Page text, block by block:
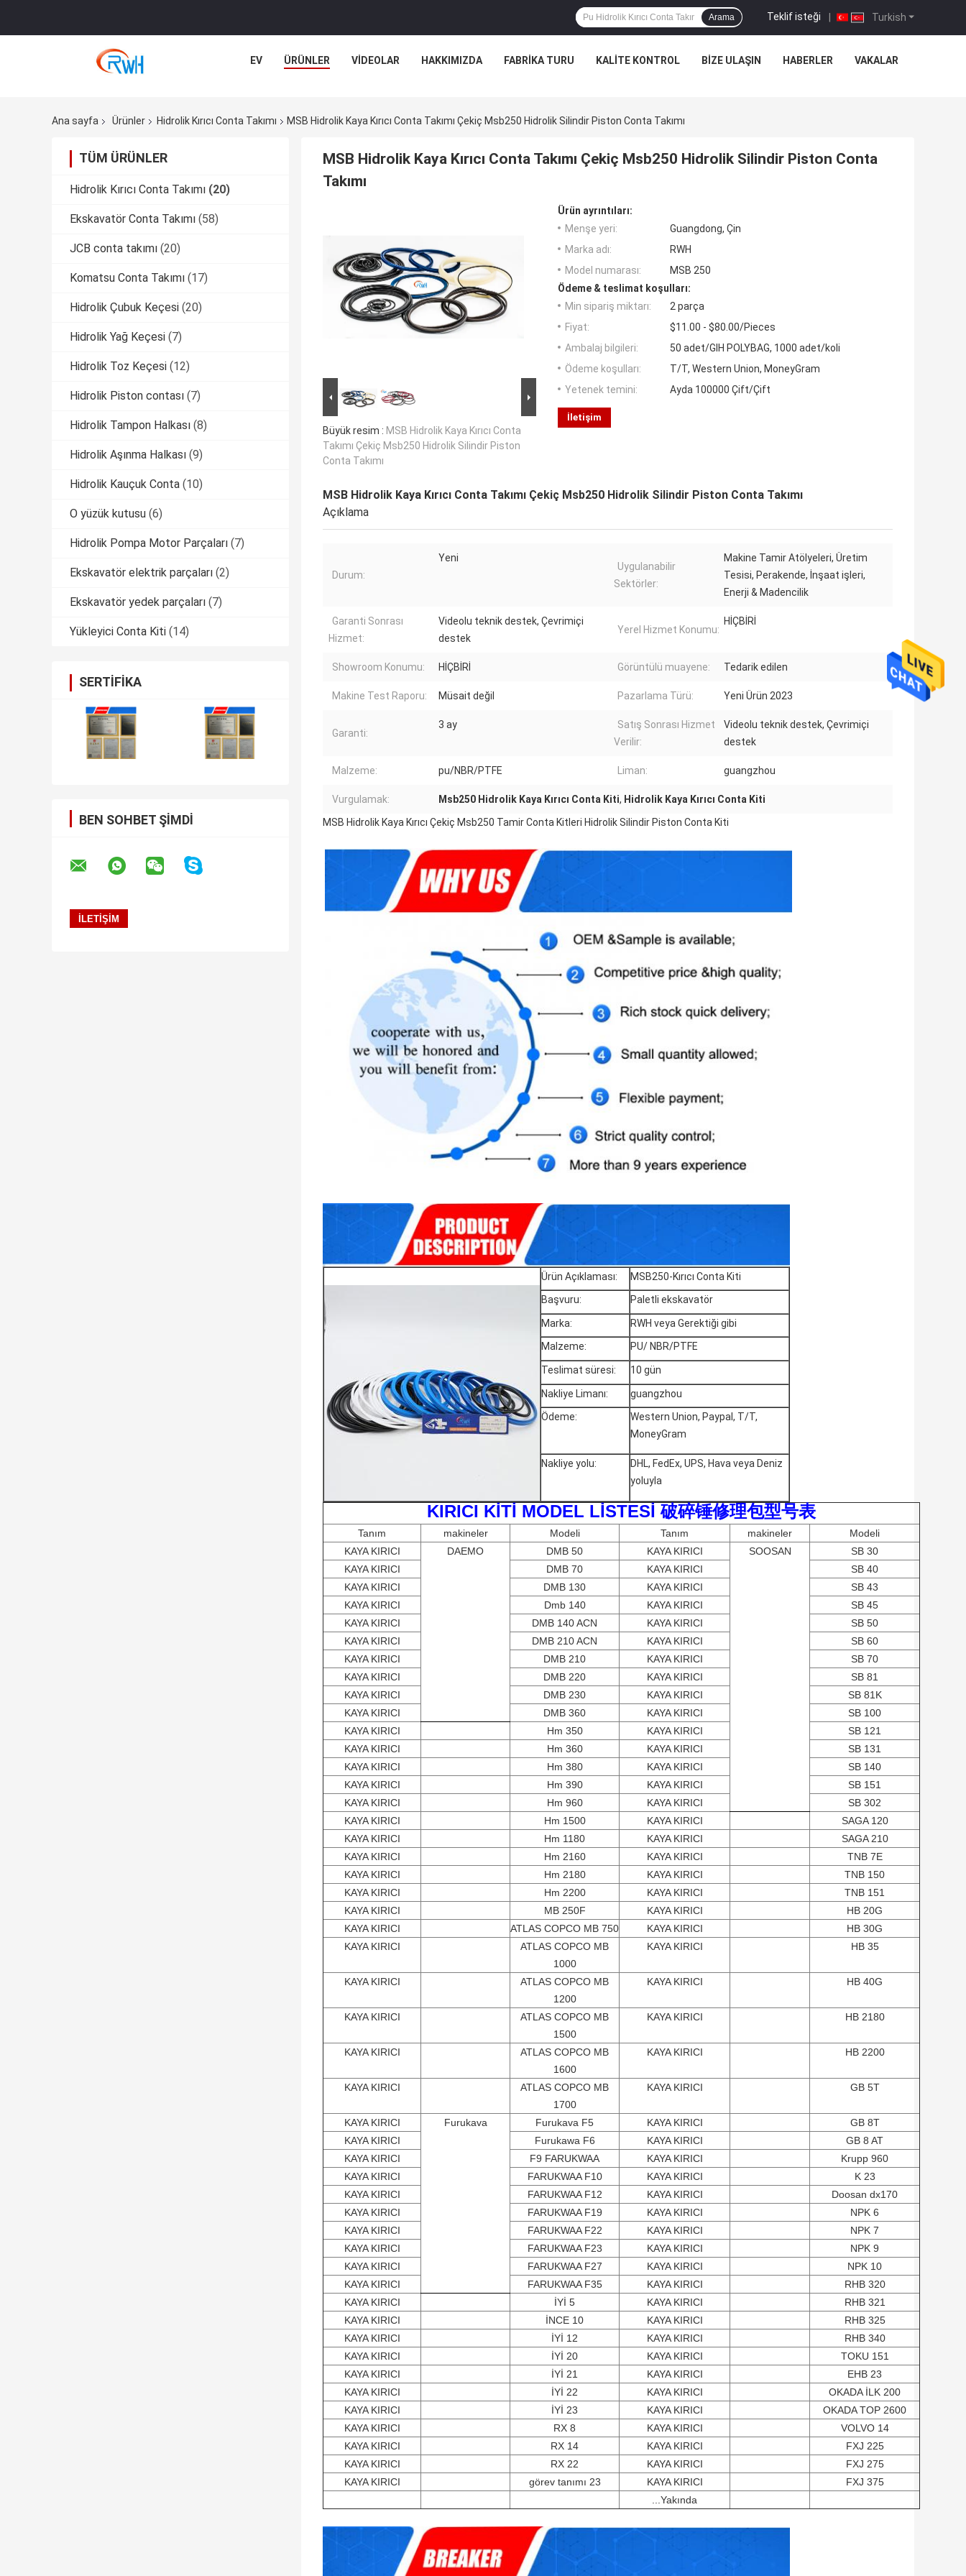
Turkish
Teklif isteği |
Arama
EV ÜRÜNLER VIDEOLAR HAKKIMIZDA FABRIKA TURU KALITE KONTROL BIZE ULAŞIN HABERLER VAKALAR
Ana sayfa Ürünler Hidrolik Kırıcı Conta Takımı MSB Hidrolik Kaya Kırıcı Conta Takımı Çekiç Msb250 Hidrolik Silindir Piston Conta Takımı
TÜM ÜRÜNLER
Hidrolik Kırıcı Conta Takımı (20)
Ekskavatör Conta Takımı (58)
JCB conta takımı (20)
Komatsu Conta Takımı (17)
Hidrolik Çubuk Keçesi (20)
Hidrolik Yağ Keçesi (7)
Hidrolik Toz Keçesi (12)
Hidrolik Piston contası (7)
Hidrolik Tampon Halkası (8)
Hidrolik Aşınma Halkası (9)
Hidrolik Kauçuk Conta (10)
O yüzük kutusu (6)
Hidrolik Pompa Motor Parçaları (7)
Ekskavatör elektrik parçaları (2)
Ekskavatör yedek parçaları (7)
Yükleyici Conta Kiti (14)
SERTIFIKA
BEN SOHBET ŞIMDI
MSB Hidrolik Kaya Kırıcı Conta Takımı Çekiç Msb250 Hidrolik Silindir Piston Conta
Takımı
Büyük resim : MSB Hidrolik Kaya Kırıcı Conta
Takımı Çekiç Msb250 Hidrolik Silindir Piston
Conta Takımı
Ürün ayrıntıları:
Menşe yeri:
Guangdong, Çin
Marka adı:
RWH
Model numarası:
MSB 250
Ödeme & teslimat koşulları:
Min sipariş miktarı:
2 parça
Fiyat:
$11.00 - $80.00/Pieces
Ambalaj bilgileri:
50 adet/GIH POLYBAG, 1000 adet/koli
Ödeme koşulları:
T/T, Western Union, MoneyGram
Yetenek temini:
Ayda 100000 Çift/Çift
İletişim
MSB Hidrolik Kaya Kırıcı Conta Takımı Çekiç Msb250 Hidrolik Silindir Piston Conta Takımı
Açıklama
Durum:
Yeni
Uygulanabilir
Sektörler:
Makine Tamir Atölyeleri, Üretim
Tesisi, Perakende, İnşaat işleri,
Enerji & Madencilik
Garanti Sonrası
Hizmet:
Videolu teknik destek, Çevrimiçi
destek
Yerel Hizmet Konumu:
HİÇBİRİ
Showroom Konumu: HİÇBİRİ Görüntülü muayene: Tedarik edilen
Makine Test Raporu: Müsait değil Pazarlama Türü: Yeni Ürün 2023
Garanti:
3 ay
Satış Sonrası Hizmet
Verilir:
Videolu teknik destek, Çevrimiçi
destek
Malzeme: pu/NBR/PTFE Liman: guangzhou
Vurgulamak: Msb250 Hidrolik Kaya Kırıcı Conta Kiti, Hidrolik Kaya Kırıcı Conta Kiti
MSB Hidrolik Kaya Kırıcı Çekiç Msb250 Tamir Conta Kitleri Hidrolik Silindir Piston Conta Kiti
Ürün Açıklaması:
MSB250-Kırıcı Conta Kiti
Başvuru:
Paletli ekskavatör
Marka:
RWH veya Gerektiği gibi
Malzeme:
PU/ NBR/PTFE
Teslimat süresi: 10 gün
Nakliye Limanı:
guangzhou
Ödeme:
Western Union, Paypal, T/T,
MoneyGram
Nakliye yolu:
DHL, FedEx, UPS, Hava veya Deniz
yoluyla
KIRICI KİTİ MODEL LİSTESİ 破碎锤修理包型号表
Tanım makineler Modeli Tanım makineler
Modeli
KAYA KIRICI
DAEMO DMB 50 KAYA KIRICI SOOSAN
SB 30
KAYA KIRICI
DMB 70 KAYA KIRICI
SB 40
KAYA KIRICI
DMB 130 KAYA KIRICI
SB 43
KAYA KIRICI
Dmb 140 KAYA KIRICI
SB 45
KAYA KIRICI
DMB 140 ACN KAYA KIRICI
SB 50
KAYA KIRICI
DMB 210 ACN KAYA KIRICI
SB 60
KAYA KIRICI
DMB 210 KAYA KIRICI
SB 70
KAYA KIRICI
DMB 220 KAYA KIRICI
SB 81
KAYA KIRICI
DMB 230 KAYA KIRICI
SB 81K
KAYA KIRICI
DMB 360 KAYA KIRICI
SB 100
KAYA KIRICI
Hm 350 KAYA KIRICI
SB 121
KAYA KIRICI
Hm 360 KAYA KIRICI
SB 131
KAYA KIRICI
Hm 380 KAYA KIRICI
SB 140
KAYA KIRICI
Hm 390 KAYA KIRICI
SB 151
KAYA KIRICI
Hm 960 KAYA KIRICI
SB 302
KAYA KIRICI
Hm 1500 KAYA KIRICI
SAGA 120
KAYA KIRICI
Hm 1180 KAYA KIRICI
SAGA 210
KAYA KIRICI
Hm 2160 KAYA KIRICI
TNB 7E
KAYA KIRICI
Hm 2180 KAYA KIRICI
TNB 150
KAYA KIRICI
Hm 2200 KAYA KIRICI
TNB 151
KAYA KIRICI
MB 250F KAYA KIRICI
HB 20G
KAYA KIRICI
ATLAS COPCO MB 750 KAYA KIRICI
HB 30G
KAYA KIRICI
ATLAS COPCO MB
1000
KAYA KIRICI HB 35
KAYA KIRICI
ATLAS COPCO MB
1200
KAYA KIRICI HB 40G
KAYA KIRICI
ATLAS COPCO MB
1500
KAYA KIRICI HB 2180
KAYA KIRICI
ATLAS COPCO MB
1600
KAYA KIRICI HB 2200
KAYA KIRICI
ATLAS COPCO MB
1700
KAYA KIRICI GB 5T
KAYA KIRICI Furukava Furukava F5 KAYA KIRICI
GB 8T
KAYA KIRICI
Furukawa F6 KAYA KIRICI
GB 8 AT
KAYA KIRICI
F9 FARUKWAA KAYA KIRICI
Krupp 960
KAYA KIRICI
FARUKWAA F10 KAYA KIRICI
K 23
KAYA KIRICI
FARUKWAA F12 KAYA KIRICI
Doosan dx170
KAYA KIRICI
FARUKWAA F19 KAYA KIRICI
NPK 6
KAYA KIRICI
FARUKWAA F22 KAYA KIRICI
NPK 7
KAYA KIRICI
FARUKWAA F23 KAYA KIRICI
NPK 9
KAYA KIRICI
FARUKWAA F27 KAYA KIRICI
NPK 10
KAYA KIRICI
FARUKWAA F35 KAYA KIRICI
RHB 320
KAYA KIRICI
İYİ 5 KAYA KIRICI
RHB 321
KAYA KIRICI
İNCE 10 KAYA KIRICI
RHB 325
KAYA KIRICI
İYİ 12 KAYA KIRICI
RHB 340
KAYA KIRICI
İYİ 20 KAYA KIRICI
TOKU 151
KAYA KIRICI
İYİ 21 KAYA KIRICI
EHB 23
KAYA KIRICI
İYİ 22 KAYA KIRICI
OKADA İLK 200
KAYA KIRICI
İYİ 23 KAYA KIRICI
OKADA TOP 2600
KAYA KIRICI
RX 8 KAYA KIRICI
VOLVO 14
KAYA KIRICI
RX 14 KAYA KIRICI
FXJ 225
KAYA KIRICI
RX 22 KAYA KIRICI
FXJ 275
KAYA KIRICI
görev tanımı 23 KAYA KIRICI
FXJ 375
...Yakında